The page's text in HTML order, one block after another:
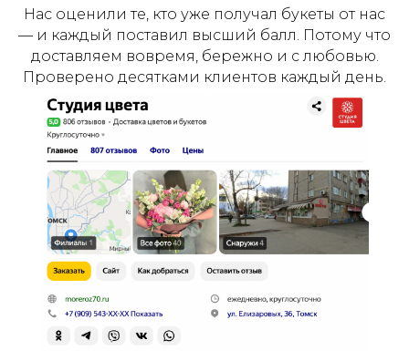
Нас оценили те, кто уже получал букеты от нас
— и каждый поставил высший балл. Потому что
доставляем вовремя, бережно и с любовью.
Проверено десятками клиентов каждый день.